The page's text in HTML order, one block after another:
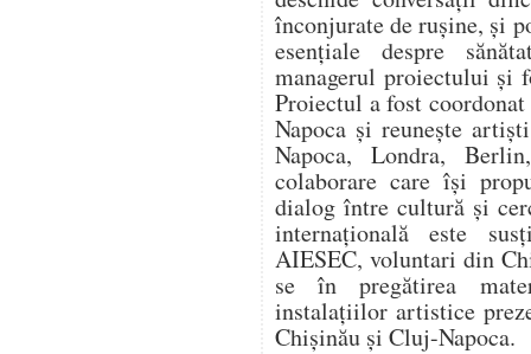
înconjurate de rușine, și
esențiale despre
managerul proiectului și
Proiectul a fost
Napoca și reunește
Napoca, Londra,
colaborare care își
dialog între cultură și
internațională este
AIESEC, voluntari din
se în pregătirea
instalațiilor artistice
Chișinău și Cluj-Napoca.